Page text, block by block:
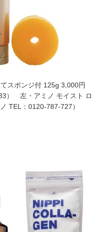
スポンジ付 125g 3,000円
） 左・アミノ モイスト ロ
TEL：0120-787-727）